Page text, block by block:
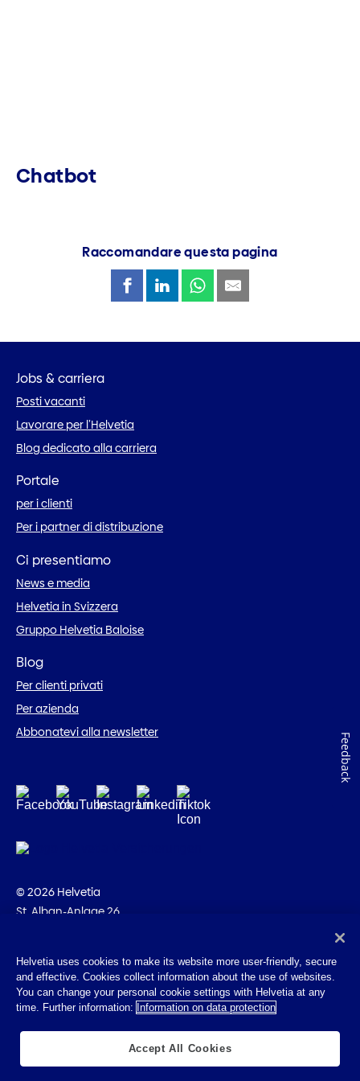
Chatbot
Raccomandare questa pagina
Jobs & carriera
Posti vacanti
Lavorare per l’Helvetia
Blog dedicato alla carriera
Portale
per i clienti
Per i partner di distribuzione
Ci presentiamo
News e media
Helvetia in Svizzera
Gruppo Helvetia Baloise
Blog
Per clienti privati
Per azienda
Abbonatevi alla newsletter
© 2026 Helvetia
St. Alban-Anlage 26
Impressum
Disposizioni giuridiche
Helvetia uses cookies to make its website more user-friendly, secure
and effective. Cookies collect information about the use of websites.
You can change your personal cookie settings with Helvetia at any
time. Further information: Information on data protection
Accept All Cookies
Feedback